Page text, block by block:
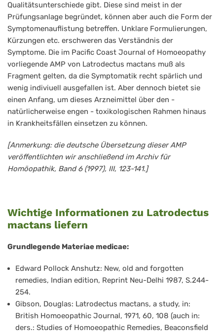
Qualitätsunterschiede gibt. Diese sind meist in der
Prüfungsanlage begründet, können aber auch die Form der
Symptomenauflistung betreffen. Unklare Formulierungen,
Kürzungen etc. erschweren das Verständnis der
Symptome. Die im Pacific Coast Journal of Homoeopathy
vorliegende AMP von Latrodectus mactans muß als
Fragment gelten, da die Symptomatik recht spärlich und
wenig indiviuell ausgefallen ist. Aber dennoch bietet sie
einen Anfang, um dieses Arzneimittel über den -
natürlicherweise engen - toxikologischen Rahmen hinaus
in Krankheitsfällen einsetzen zu können.
[Anmerkung: die deutsche Übersetzung dieser AMP
veröffentlichten wir anschließend im Archiv für
Homöopathik, Band 6 (1997), III, 123-141.]
Wichtige Informationen zu Latrodectus
mactans liefern
Grundlegende Materiae medicae:
Edward Pollock Anshutz: New, old and forgotten
remedies, Indian edition, Reprint Neu-Delhi 1987, S.244-
254.
Gibson, Douglas: Latrodectus mactans, a study, in:
British Homoeopathic Journal, 1971, 60, 108 (auch in:
ders.: Studies of Homoeopathic Remedies, Beaconsfield